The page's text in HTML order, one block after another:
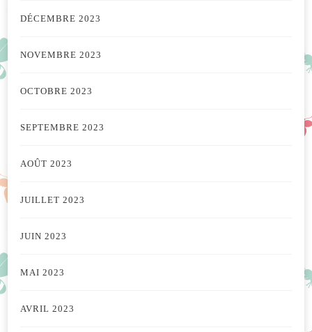
DÉCEMBRE 2023
NOVEMBRE 2023
OCTOBRE 2023
SEPTEMBRE 2023
AOÛT 2023
JUILLET 2023
JUIN 2023
MAI 2023
AVRIL 2023